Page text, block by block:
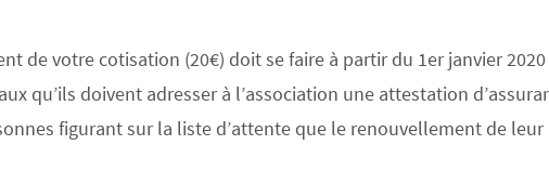
de votre cotisation (20€) doit se faire à partir du 1er janvier
qu’ils doivent adresser à l’association une attestation
figurant sur la liste d’attente que le renouvellement de